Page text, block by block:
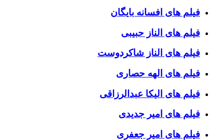
فیلم های افسانه بایگان
فیلم های الناز حبیبی
فیلم های الناز شاکردوست
فیلم های الهه حصاری
فیلم های الیکا عبدالرزاقی
فیلم های امیر جدیدی
فیلم های امیر جعفری